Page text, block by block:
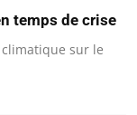
temps de crise
climatique sur le